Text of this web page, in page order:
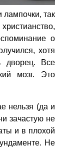
лампочки, так
о
хотя
дворец. Все
мозг. Это
нельзя (да и
зачастую не
и в плохой
Не